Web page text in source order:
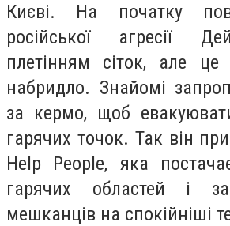
Києві. На початку
російської агресії
плетінням сіток, але
набридло. Знайомі
за кермо, щоб
гарячих точок. Так він
Help People, яка
гарячих областей і
мешканців на спокійніші